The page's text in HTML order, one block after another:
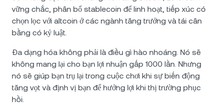
vững chắc, phân bổ stablecoin để linh hoạt, tiếp xúc có
chọn lọc với altcoin ở các ngành tăng trưởng và tái cân
bằng có kỷ luật.
Đa dạng hóa không phải là điều gì hào nhoáng. Nó sẽ
không mang lại cho bạn lợi nhuận gấp 1000 lần. Nhưng
nó sẽ giúp bạn trụ lại trong cuộc chơi khi sự biến động
tăng vọt và định vị bạn để hưởng lợi khi thị trường phục
hồi.